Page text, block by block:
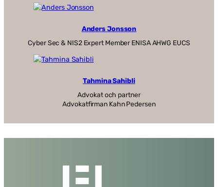
Anders Jonsson
Cyber Sec & NIS2 Expert Member ENISA AHWG EUCS
Tahmina Sahibli
Advokat och partner
Advokatfirman Kahn Pedersen